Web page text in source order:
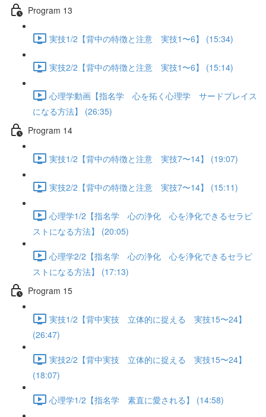
Program 13
実技1/2【背中の特徴と注意 実技1〜6】 (15:34)
実技2/2【背中の特徴と注意 実技1〜6】 (15:14)
心理学動画【指名学 心を拓く心理学 サードプレイス
になる方法】 (26:35)
Program 14
実技1/2【背中の特徴と注意 実技7〜14】 (19:07)
実技2/2【背中の特徴と注意 実技7〜14】 (15:11)
心理学1/2【指名学 心の浄化 心を浄化できるセラピ
ストになる方法】 (20:05)
心理学2/2【指名学 心の浄化 心を浄化できるセラピ
ストになる方法】 (17:13)
Program 15
実技1/2【背中実技 立体的に捉える 実技15〜24】
(26:47)
実技2/2【背中実技 立体的に捉える 実技15〜24】
(18:07)
心理学1/2【指名学 素直に愛される】 (14:58)